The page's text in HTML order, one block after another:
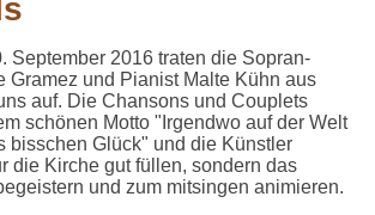
September 2016 traten die Sopran-
Gramez und Pianist Malte Kühn aus
auf. Die Chansons und Couplets
schönen Motto "Irgendwo auf der Welt
bisschen Glück" und die Künstler
die Kirche gut füllen, sondern das
und zum mitsingen animieren.